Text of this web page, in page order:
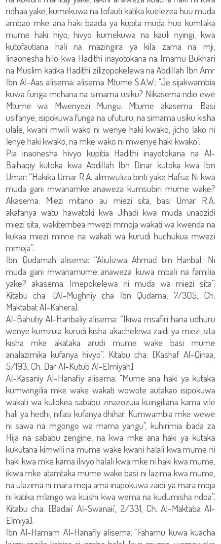
ridhaa yake, kumekuwa na tofauti katika kuelezea huu muda
ambao mke ana haki baada ya kupita muda huo kumtaka
mume haki hiyo, hivyo kumekuwa na kauli nyingi, kwa
kutofautiana hali na mazingira ya kila zama na mji,
linaonesha hilo kwa Hadithi inayotokana na Imamu Bukhari
na Muslim katika Hadithi zilizopokelewa na Abdillah Ibn Amr
Ibn Al-Aas alisema: alisema Mtume S.A.W.: "Je sijakwambia
kuwa funga mchana na simama usiku? Nikasema ndio ewe
Mtume wa Mwenyezi Mungu. Mtume akasema: Basi
usifanye, isipokuwa funga na ufuturu, na simama usiku kisha
ulale, kwani mwili wako ni wenye haki kwako, jicho lako ni
lenye haki kwako, na mke wako ni mwenye haki kwako".
Pia inaonesha hivyo kupitia Hadithi inayotokana na Al-
Baihaqiy kutoka kwa Abdillah Ibn Dinar kutoka kwa Ibn
Umar: “Hakika Umar R.A. alimwuliza binti yake Hafsa: Ni kwa
muda gani mwanamke anaweza kumsubiri mume wake?
Akasema: Miezi mitano au miezi sita, basi Umar R.A.
akafanya watu hawatoki kwa Jihadi kwa muda unaozidi
miezi sita, wakitembea mwezi mmoja wakati wa kwenda na
kukaa miezi minne na wakati wa kurudi huchukua mwezi
mmoja”.
Ibn Qudamah alisema: “Aliulizwa Ahmad bin Hanbal: Ni
muda gani mwanamume anaweza kuwa mbali na familia
yake? akasema: Imepokelewa ni muda wa miezi sita”.
Kitabu cha: [Al-Mughniy cha Ibn Qudama, 7/305, Ch.
Maktabat Al-Kahera].
Al-Bahutiy Al-Hanbaliy alisema: “Ikiwa msafiri hana udhuru
wenye kumzuia kurudi kisha akachelewa zaidi ya miezi sita
kisha mke akataka arudi mume wake basi mume
analazimika kufanya hivyo”. Kitabu cha: [Kashaf Al-Qinaa,
5/193, Ch. Dar Al-Kutub Al-Elmiyah].
Al-Kasaniy Al-Hanafiy alisema: "Mume ana haki ya kutaka
kumwingilia mke wake wakati wowote autakao isipokuwa
wakati wa kutokea sababu zinazozuia kuingiliana kama vile
hali ya hedhi, nifasi kufanya dhihar. Kumwambia mke wewe
ni sawa na mgongo wa mama yangu", kuhirimia ibada za
Hija na sababu zengine, na kwa mke ana haki ya kutaka
kukutana kimwili na mume wake kwani halali kwa mume ni
haki kwa mke kama ilivyo halali kwa mke ni haki kwa mume,
ikiwa mke atamtaka mume wake basi ni lazima kwa mume,
na ulazima ni mara moja ama inapokuwa zaidi ya mara moja
ni katika mlango wa kuishi kwa wema na kudumisha ndoa”.
Kitabu cha: [Badaii' Al-Swanaii', 2/331, Ch. Al-Maktaba Al-
Elmiya].
Ibn Al-Hamam Al-Hanafiy alisema: "Fahamu kuwa kuacha